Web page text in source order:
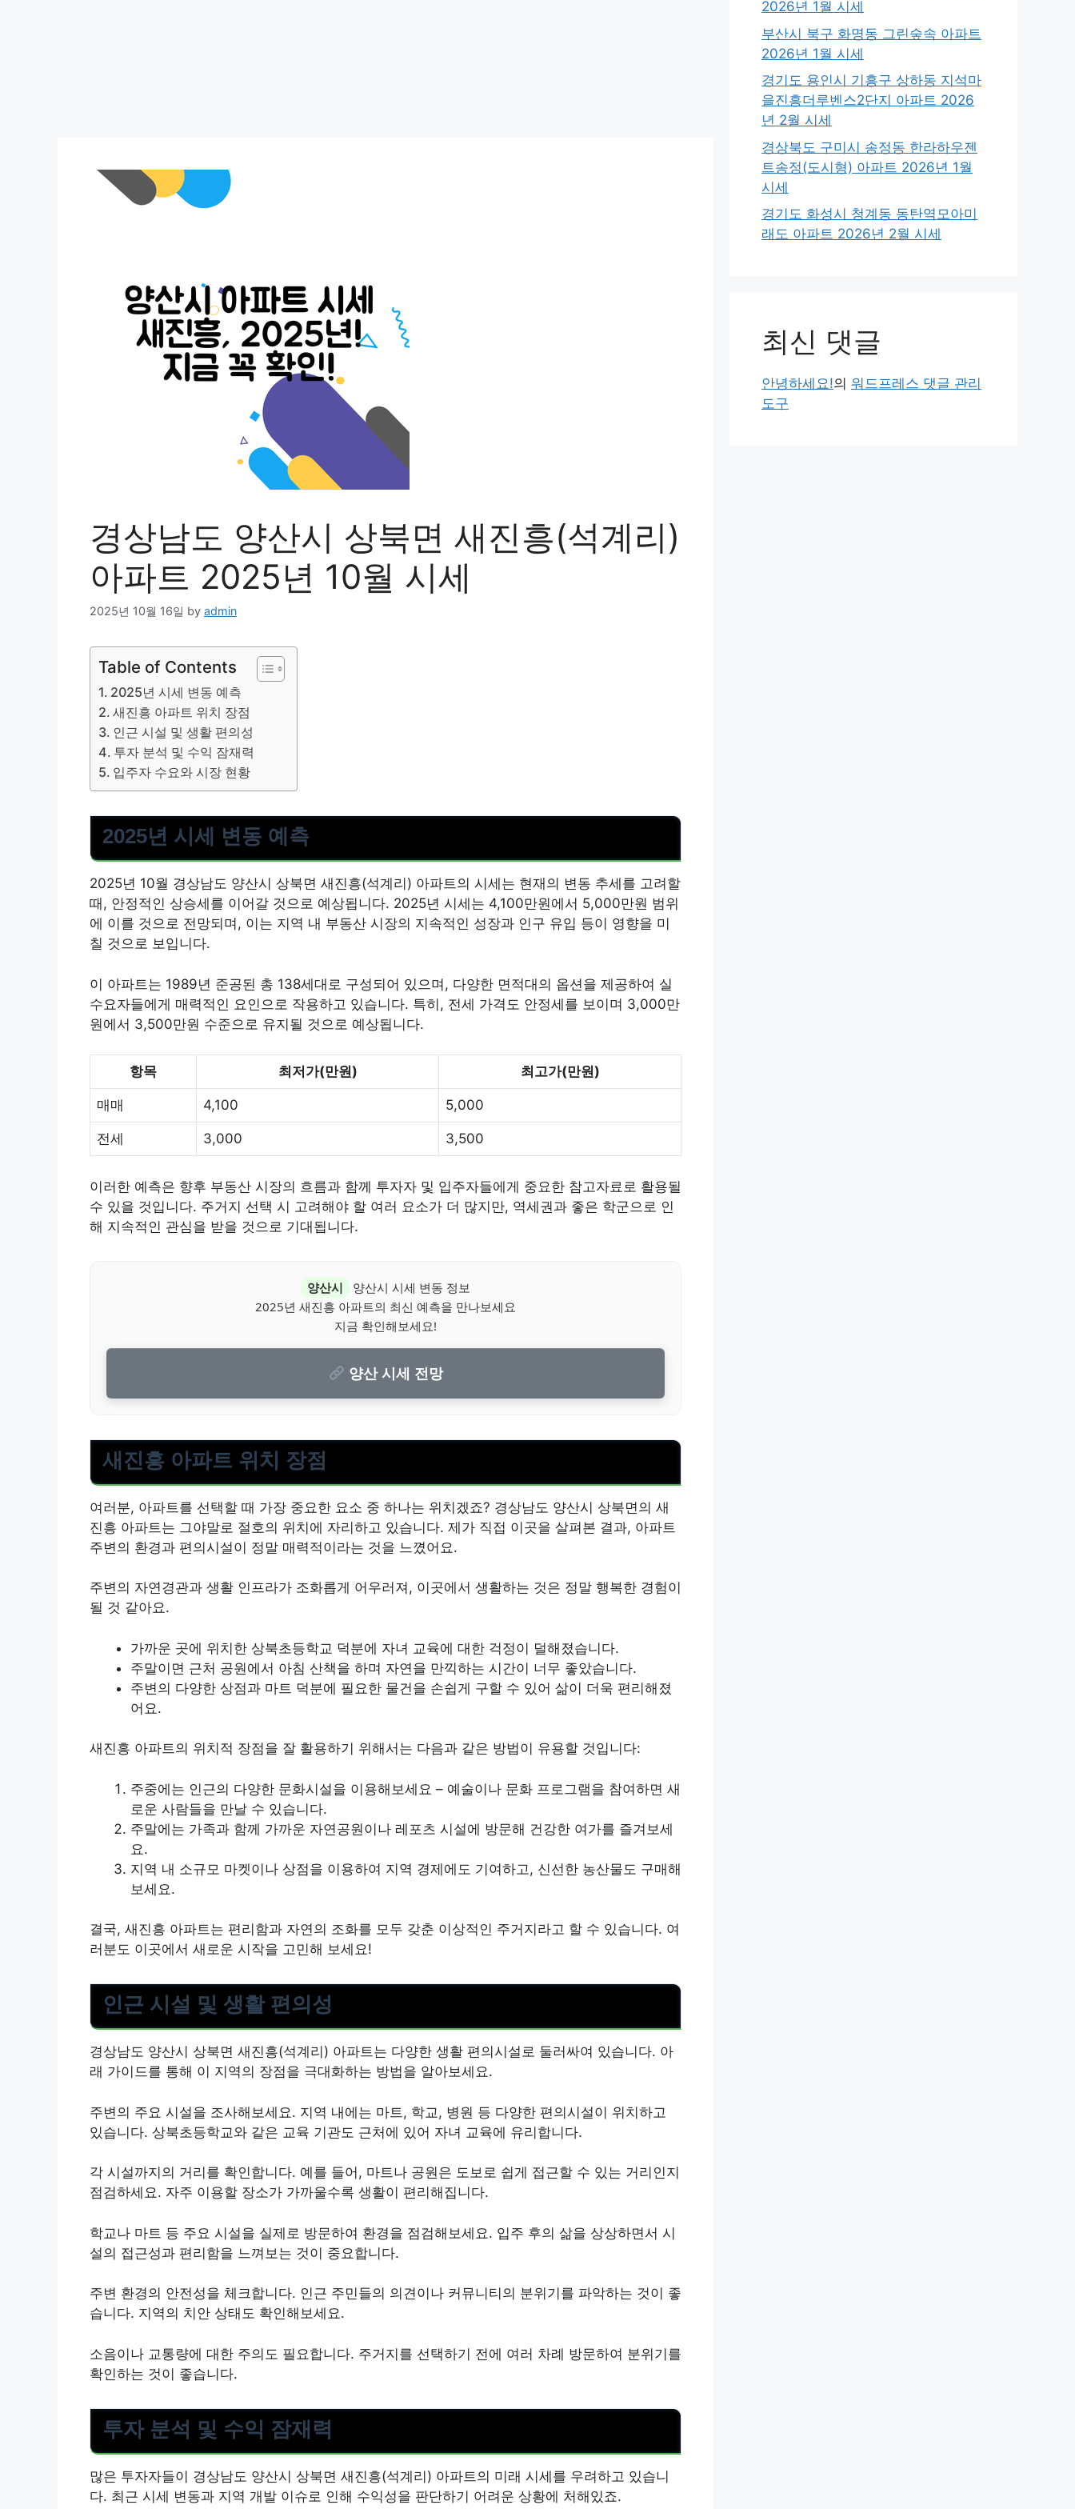
경상남도 양산시 상북면 새진흥(석계리)
아파트 2025년 10월 시세
2025년 10월 16일 by admin
Table of Contents
2025년 시세 변동 예측
새진흥 아파트 위치 장점
인근 시설 및 생활 편의성
투자 분석 및 수익 잠재력
입주자 수요와 시장 현황
2025년 시세 변동 예측
2025년 10월 경상남도 양산시 상북면 새진흥(석계리) 아파트의 시세는 현재의 변동 추세를 고려할
때, 안정적인 상승세를 이어갈 것으로 예상됩니다. 2025년 시세는 4,100만원에서 5,000만원 범위
에 이를 것으로 전망되며, 이는 지역 내 부동산 시장의 지속적인 성장과 인구 유입 등이 영향을 미
칠 것으로 보입니다.
이 아파트는 1989년 준공된 총 138세대로 구성되어 있으며, 다양한 면적대의 옵션을 제공하여 실
수요자들에게 매력적인 요인으로 작용하고 있습니다. 특히, 전세 가격도 안정세를 보이며 3,000만
원에서 3,500만원 수준으로 유지될 것으로 예상됩니다.
항목 최저가(만원) 최고가(만원)
매매 4,100 5,000
전세 3,000 3,500
이러한 예측은 향후 부동산 시장의 흐름과 함께 투자자 및 입주자들에게 중요한 참고자료로 활용될
수 있을 것입니다. 주거지 선택 시 고려해야 할 여러 요소가 더 많지만, 역세권과 좋은 학군으로 인
해 지속적인 관심을 받을 것으로 기대됩니다.
양산시
양산시 시세 변동 정보
2025년 새진흥 아파트의 최신 예측을 만나보세요
지금 확인해보세요!
양산 시세 전망
새진흥 아파트 위치 장점
여러분, 아파트를 선택할 때 가장 중요한 요소 중 하나는 위치겠죠? 경상남도 양산시 상북면의 새
진흥 아파트는 그야말로 절호의 위치에 자리하고 있습니다. 제가 직접 이곳을 살펴본 결과, 아파트
주변의 환경과 편의시설이 정말 매력적이라는 것을 느꼈어요.
주변의 자연경관과 생활 인프라가 조화롭게 어우러져, 이곳에서 생활하는 것은 정말 행복한 경험이
될 것 같아요.
가까운 곳에 위치한 상북초등학교 덕분에 자녀 교육에 대한 걱정이 덜해졌습니다.
주말이면 근처 공원에서 아침 산책을 하며 자연을 만끽하는 시간이 너무 좋았습니다.
주변의 다양한 상점과 마트 덕분에 필요한 물건을 손쉽게 구할 수 있어 삶이 더욱 편리해졌
어요.
새진흥 아파트의 위치적 장점을 잘 활용하기 위해서는 다음과 같은 방법이 유용할 것입니다:
주중에는 인근의 다양한 문화시설을 이용해보세요 – 예술이나 문화 프로그램을 참여하면 새
로운 사람들을 만날 수 있습니다.
주말에는 가족과 함께 가까운 자연공원이나 레포츠 시설에 방문해 건강한 여가를 즐겨보세
요.
지역 내 소규모 마켓이나 상점을 이용하여 지역 경제에도 기여하고, 신선한 농산물도 구매해
보세요.
결국, 새진흥 아파트는 편리함과 자연의 조화를 모두 갖춘 이상적인 주거지라고 할 수 있습니다. 여
러분도 이곳에서 새로운 시작을 고민해 보세요!
인근 시설 및 생활 편의성
경상남도 양산시 상북면 새진흥(석계리) 아파트는 다양한 생활 편의시설로 둘러싸여 있습니다. 아
래 가이드를 통해 이 지역의 장점을 극대화하는 방법을 알아보세요.
주변의 주요 시설을 조사해보세요. 지역 내에는 마트, 학교, 병원 등 다양한 편의시설이 위치하고
있습니다. 상북초등학교와 같은 교육 기관도 근처에 있어 자녀 교육에 유리합니다.
각 시설까지의 거리를 확인합니다. 예를 들어, 마트나 공원은 도보로 쉽게 접근할 수 있는 거리인지
점검하세요. 자주 이용할 장소가 가까울수록 생활이 편리해집니다.
학교나 마트 등 주요 시설을 실제로 방문하여 환경을 점검해보세요. 입주 후의 삶을 상상하면서 시
설의 접근성과 편리함을 느껴보는 것이 중요합니다.
주변 환경의 안전성을 체크합니다. 인근 주민들의 의견이나 커뮤니티의 분위기를 파악하는 것이 좋
습니다. 지역의 치안 상태도 확인해보세요.
소음이나 교통량에 대한 주의도 필요합니다. 주거지를 선택하기 전에 여러 차례 방문하여 분위기를
확인하는 것이 좋습니다.
투자 분석 및 수익 잠재력
많은 투자자들이 경상남도 양산시 상북면 새진흥(석계리) 아파트의 미래 시세를 우려하고 있습니
다. 최근 시세 변동과 지역 개발 이슈로 인해 수익성을 판단하기 어려운 상황에 처해있죠.
2026년 1월 시세
부산시 북구 화명동 그린숲속 아파트
2026년 1월 시세
경기도 용인시 기흥구 상하동 지석마
을진흥더루벤스2단지 아파트 2026
년 2월 시세
경상북도 구미시 송정동 한라하우젠
트송정(도시형) 아파트 2026년 1월
시세
경기도 화성시 청계동 동탄역모아미
래도 아파트 2026년 2월 시세
최신 댓글
안녕하세요!의 워드프레스 댓글 관리
도구